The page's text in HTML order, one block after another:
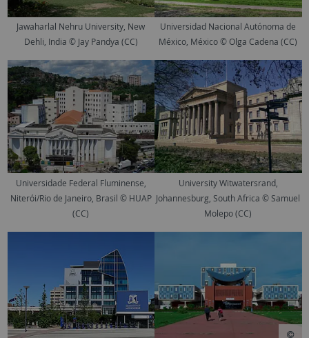
Jawaharlal Nehru University, New
Dehli, India © Jay Pandya (CC)
Universidad Nacional Autónoma de
México, México © Olga Cadena (CC)
Universidade Federal Fluminense,
Niterói/Rio de Janeiro, Brasil © HUAP
(CC)
University Witwatersrand,
Johannesburg, South Africa © Samuel
Molepo (CC)